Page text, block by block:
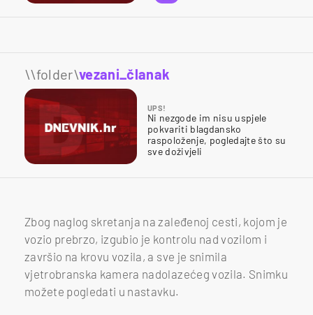
\\folder\vezani_članak
UPS!
Ni nezgode im nisu uspjele
pokvariti blagdansko
raspoloženje, pogledajte što su
sve doživjeli
Zbog naglog skretanja na zaleđenoj cesti, kojom je
vozio prebrzo, izgubio je kontrolu nad vozilom i
završio na krovu vozila, a sve je snimila
vjetrobranska kamera nadolazećeg vozila. Snimku
možete pogledati u nastavku.